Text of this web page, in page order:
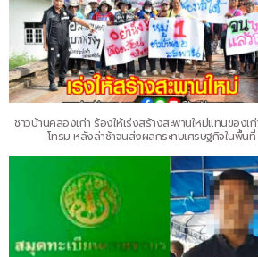
ชาวบ้านคลองเก่า ร้องให้เร่งสร้างสะพานใหม่แทนของเ
โทรม หลังล่าช้าจนส่งผลกระทบเศรษฐกิจในพื้นที่